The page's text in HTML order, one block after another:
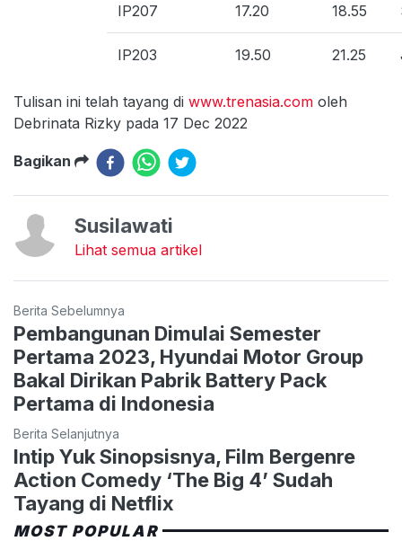
IP207 17.20 18.55
IP203 19.50 21.25
Tulisan ini telah tayang di www.trenasia.com oleh
Debrinata Rizky pada 17 Dec 2022
Bagikan
Susilawati
Lihat semua artikel
Berita Sebelumnya
Pembangunan Dimulai Semester
Pertama 2023, Hyundai Motor Group
Bakal Dirikan Pabrik Battery Pack
Pertama di Indonesia
Berita Selanjutnya
Intip Yuk Sinopsisnya, Film Bergenre
Action Comedy ‘The Big 4’ Sudah
Tayang di Netflix
MOST POPULAR